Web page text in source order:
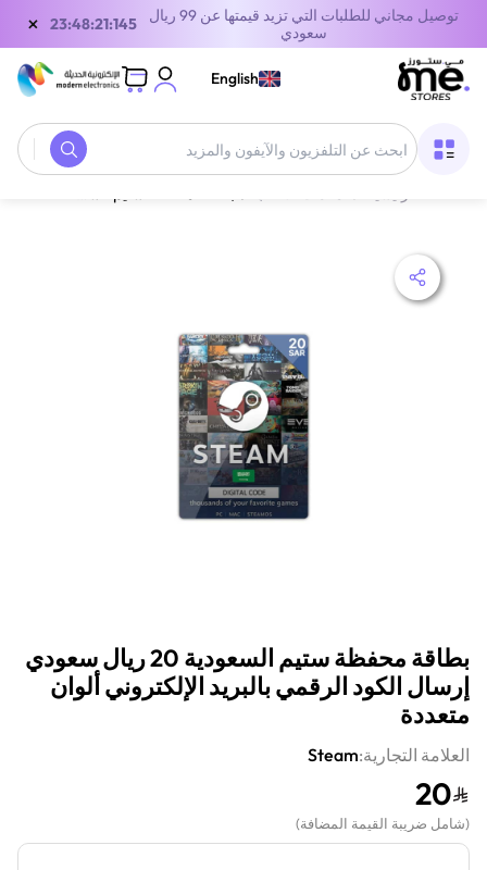
توصيل مجاني للطلبات التي تزيد قيمتها عن 99 ريال
سعودي
23:48:21:145
×
English
بطاقة محفظة ستيم السعودية 20 ريال سعودي
إرسال الكود الرقمي بالبريد الإلكتروني ألوان
متعددة
العلامة التجارية:Steam
20
(شامل ضريبة القيمة المضافة)